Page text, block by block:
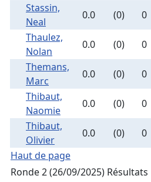
Stassin,
Neal
0.0 (0) 0
Thaulez,
Nolan
0.0 (0) 0
Themans,
Marc
0.0 (0) 0
Thibaut,
Naomie
0.0 (0) 0
Thibaut,
Olivier
0.0 (0) 0
Haut de page
Ronde 2 (26/09/2025) Résultats